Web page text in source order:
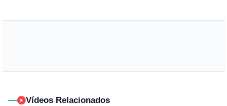
Vídeos Relacionados